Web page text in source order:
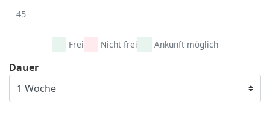
45
Frei Nicht frei Ankunft möglich
Dauer